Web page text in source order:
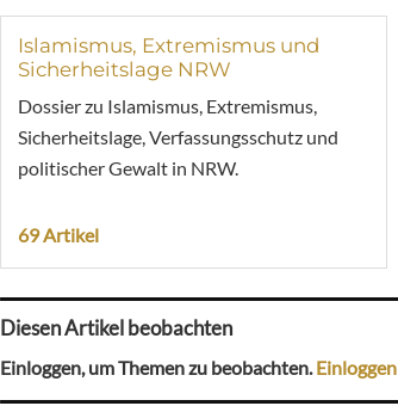
Islamismus, Extremismus und
Sicherheitslage NRW
Dossier zu Islamismus, Extremismus,
Sicherheitslage, Verfassungsschutz und
politischer Gewalt in NRW.
69 Artikel
Diesen Artikel beobachten
Einloggen, um Themen zu beobachten.Einloggen